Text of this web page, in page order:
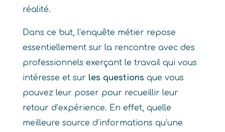
réalité.
Dans ce but, l’enquête métier repose
essentiellement sur la rencontre avec des
professionnels exerçant le travail qui vous
intéresse et sur les questions que vous
pouvez leur poser pour recueillir leur
retour d’expérience. En effet, quelle
meilleure source d’informations qu’une